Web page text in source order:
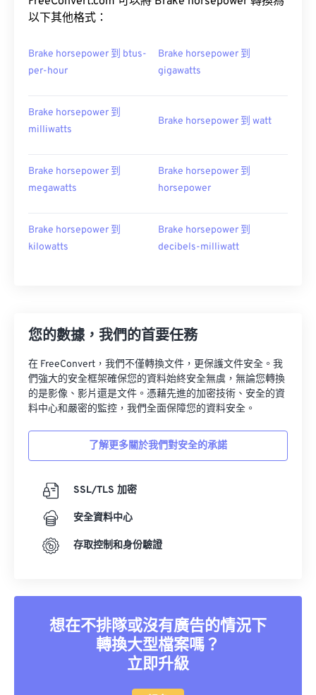
以下其他格式：
Brake horsepower 到 btus-
per-hour
Brake horsepower 到
gigawatts
Brake horsepower 到
milliwatts
Brake horsepower 到 watt
Brake horsepower 到
megawatts
Brake horsepower 到
horsepower
Brake horsepower 到
kilowatts
Brake horsepower 到
decibels-milliwatt
您的數據，我們的首要任務
在 FreeConvert，我們不僅轉換文件，更保護文件安全。我
們強大的安全框架確保您的資料始終安全無虞，無論您轉換
的是影像、影片還是文件。憑藉先進的加密技術、安全的資
料中心和嚴密的監控，我們全面保障您的資料安全。
了解更多關於我們對安全的承諾
SSL/TLS 加密
安全資料中心
存取控制和身份驗證
想在不排隊或沒有廣告的情況下
轉換大型檔案嗎？
立即升級